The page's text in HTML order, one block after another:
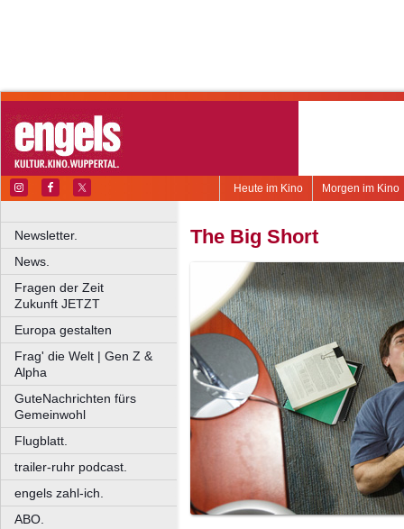
Morgen im Kino
Heute im Kino
Newsletter.
News.
Fragen der Zeit
Zukunft JETZT
Europa gestalten
Frag' die Welt | Gen Z &
Alpha
GuteNachrichten fürs
Gemeinwohl
Flugblatt.
trailer-ruhr podcast.
engels zahl-ich.
ABO.
The Big Short